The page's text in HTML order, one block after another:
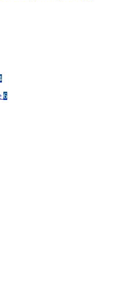
6